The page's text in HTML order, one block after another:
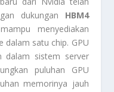
dukungan HBM4
menyediakan
dalam satu chip. GPU
dalam sistem server
puluhan GPU
memorinya jauh